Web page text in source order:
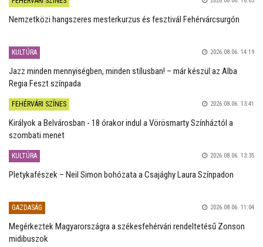
Nemzetközi hangszeres mesterkurzus és fesztivál Fehérvárcsurgón
KULTÚRA 2026.08.06. 14:19
Jazz minden mennyiségben, minden stílusban! – már készül az Alba
Regia Feszt színpada
FEHÉRVÁRI SZÍNES 2026.08.06. 13:41
Királyok a Belvárosban - 18 órakor indul a Vörösmarty Színháztól a
szombati menet
KULTÚRA 2026.08.06. 13:35
Pletykafészek – Neil Simon bohózata a Csajághy Laura Színpadon
GAZDASÁG 2026.08.06. 11:04
Megérkeztek Magyarországra a székesfehérvári rendeltetésű Zonson
midibuszok